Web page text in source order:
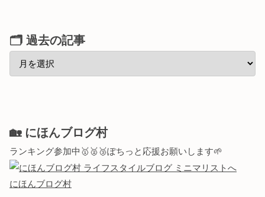
🗂 過去の記事
🏡 にほんブログ村
ランキング参加中🥇🥈🥉ぽちっと応援お願いします🌱
にほんブログ村